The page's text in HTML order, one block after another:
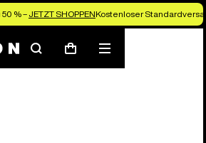
% – JETZT SHOPPENKostenloser
SuchenWarenkorb
Menü